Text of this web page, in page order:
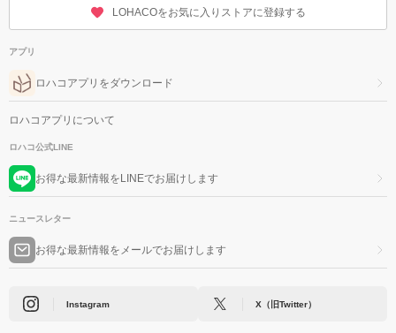
LOHACOをお気に入りストアに登録する
アプリ
ロハコアプリをダウンロード
ロハコアプリについて
ロハコ公式LINE
お得な最新情報をLINEでお届けします
ニュースレター
お得な最新情報をメールでお届けします
Instagram X（旧Twitter）